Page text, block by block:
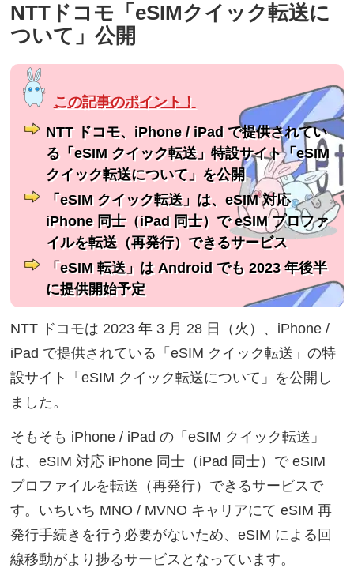
NTTドコモ「eSIMクイック転送に
ついて」公開
NTT ドコモ、iPhone / iPad で提供されてい
る「eSIM クイック転送」特設サイト「eSIM
クイック転送について」を公開
「eSIM クイック転送」は、eSIM 対応
iPhone 同士（iPad 同士）で eSIM プロファ
イルを転送（再発行）できるサービス
「eSIM 転送」は Android でも 2023 年後半
に提供開始予定
NTT ドコモは 2023 年 3 月 28 日（火）、iPhone /
iPad で提供されている「eSIM クイック転送」の特
設サイト「eSIM クイック転送について」を公開し
ました。
そもそも iPhone / iPad の「eSIM クイック転送」
は、eSIM 対応 iPhone 同士（iPad 同士）で eSIM
プロファイルを転送（再発行）できるサービスで
す。いちいち MNO / MVNO キャリアにて eSIM 再
発行手続きを行う必要がないため、eSIM による回
線移動がより捗るサービスとなっています。